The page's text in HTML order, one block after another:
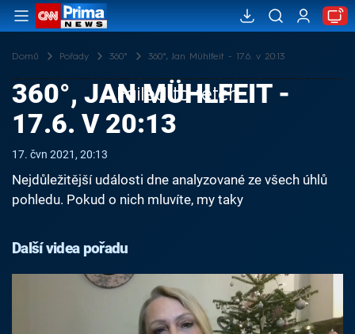
Domů Pořady 360° 360°, Jan Mühlfeit - 17.6. v 20:13
Failed to fetch
360°, JAN MÜHLFEIT -
17.6. V 20:13
17. čvn 2021, 20:13
Nejdůležitější události dne analyzované ze všech úhlů
pohledu. Pokud o nich mluvíte, my taky
Další videa pořadu